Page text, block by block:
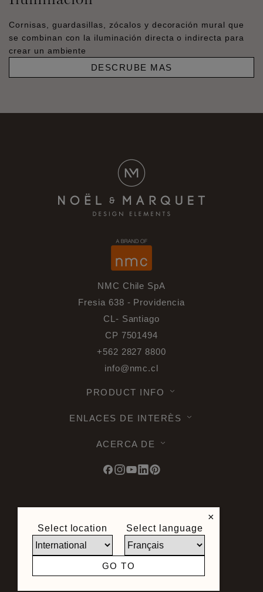
Cornisas, guardasillas, zócalos y decoración mural que
se combinan con la iluminación directa o indirecta para
crear un ambiente
DESCRUBE MAS
NMC Chile SpA
Fresia 638 - Providencia
CL- Santiago
CP 7501494
+562 2827 8800
info@nmc.cl
PRODUCT INFO
ENLACES DE INTERÈS
ACERCA DE
© 2026 Noel & Marquet. Tous droits
Protección de datos RGPD -
Condiciones de utilizacion -Términos u
Condiciones -Mapa del sitio
Condiciones Generales de Venta -
Derecho de desistimiento
Sitio creado por
×
Select location Select language
GO TO